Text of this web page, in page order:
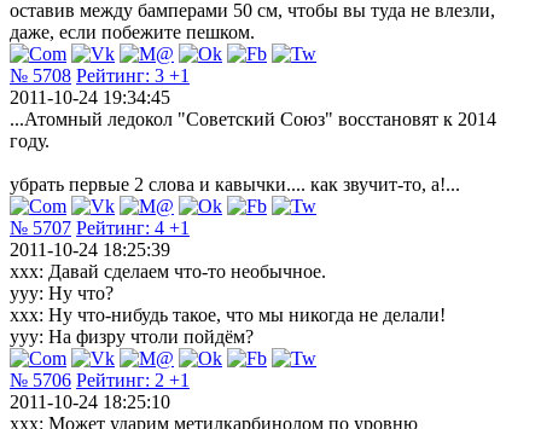
оставив между бамперами 50 см, чтобы вы туда не влезли,
даже, если побежите пешком.
№ 5708 Рейтинг: 3 +1
2011-10-24 19:34:45
...Атомный ледокол "Советский Союз" восстановят к 2014
году.
убрать первые 2 слова и кавычки.... как звучит-то, а!...
№ 5707 Рейтинг: 4 +1
2011-10-24 18:25:39
xxx: Давай сделаем что-то необычное.
yyy: Ну что?
xxx: Ну что-нибудь такое, что мы никогда не делали!
yyy: На физру чтоли пойдём?
№ 5706 Рейтинг: 2 +1
2011-10-24 18:25:10
xxx: Может ударим метилкарбинолом по уровню